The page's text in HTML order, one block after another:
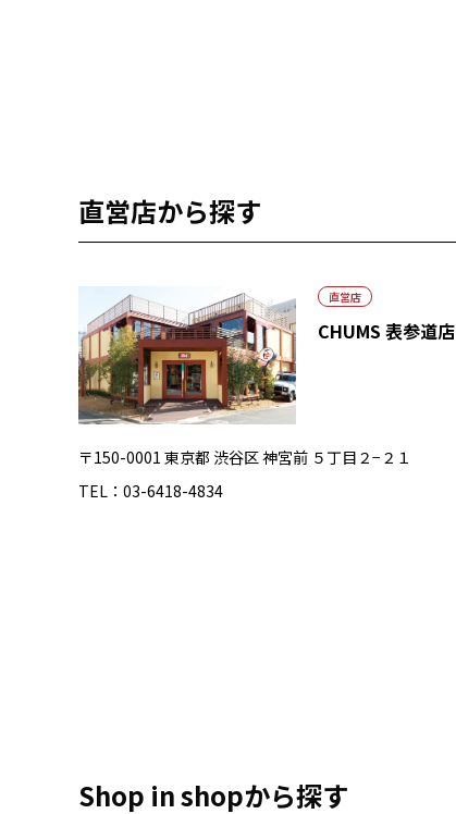
直営店から探す
直営店
CHUMS 表参道店
〒150-0001 東京都 渋谷区 神宮前 ５丁目２−２１
TEL：03-6418-4834
Shop in shopから探す